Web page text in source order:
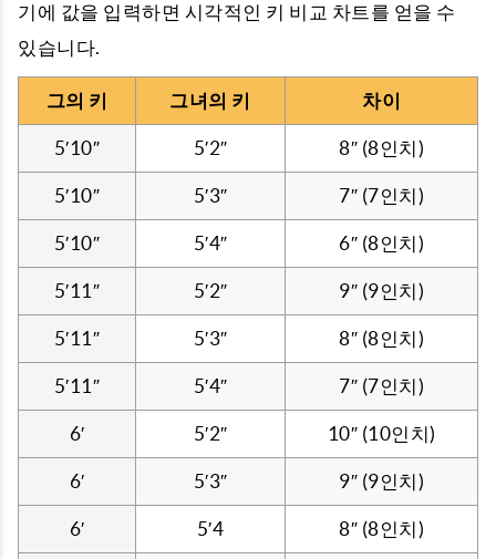
기에 값을 입력하면 시각적인 키 비교 차트를 얻을 수
있습니다.
그의 키 그녀의 키 차이
5′10″ 5′2″ 8″ (8인치)
5′10″ 5′3″ 7″ (7인치)
5′10″ 5′4″ 6″ (8인치)
5′11″ 5′2″ 9″ (9인치)
5′11″ 5′3″ 8″ (8인치)
5′11″ 5′4″ 7″ (7인치)
6′ 5′2″ 10″ (10인치)
6′ 5′3″ 9″ (9인치)
6′ 5′4 8″ (8인치)